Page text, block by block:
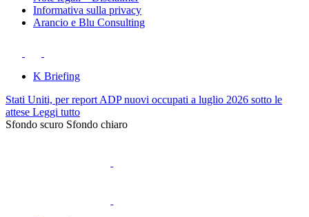
Informativa sulla privacy
Arancio e Blu Consulting
K Briefing
Stati Uniti, per report ADP nuovi occupati a luglio 2026 sotto le
attese Leggi tutto
Sfondo scuro Sfondo chiaro